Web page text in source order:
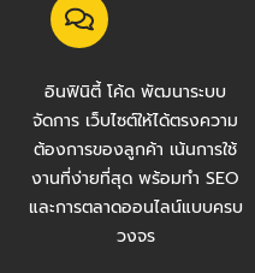
อินฟินิตี้ โค้ด พัฒนาระบบ
จัดการ เว็บไซต์ให้ได้ตรงความ
ต้องการของลูกค้า เน้นการใช้
งานที่ง่ายที่สุด พร้อมทำ SEO
และการตลาดออนไลน์แบบครบ
วงจร